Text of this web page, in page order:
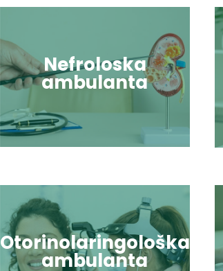
Nefroloska
ambulanta
Otorinolaringološka
ambulanta